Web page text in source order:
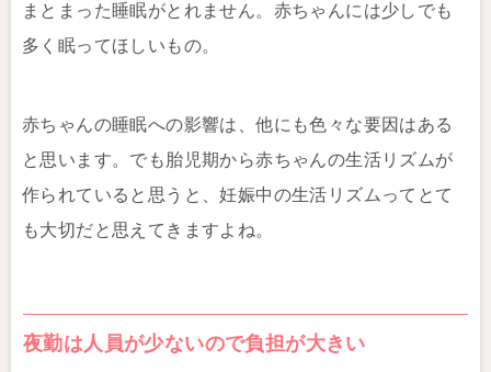
まとまった睡眠がとれません。赤ちゃんには少しでも
多く眠ってほしいもの。
赤ちゃんの睡眠への影響は、他にも色々な要因はある
と思います。でも胎児期から赤ちゃんの生活リズムが
作られていると思うと、妊娠中の生活リズムってとて
も大切だと思えてきますよね。
夜勤は人員が少ないので負担が大きい